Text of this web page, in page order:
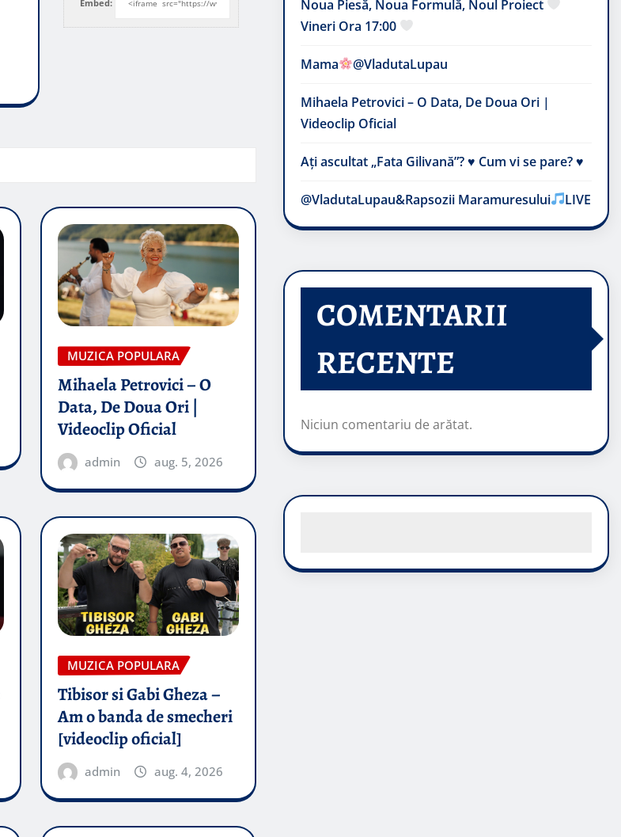
Embed:
MUZICA POPULARA
Mihaela Petrovici – O
Data, De Doua Ori |
Videoclip Oficial
admin aug. 5, 2026
MUZICA POPULARA
Tibisor si Gabi Gheza –
Am o banda de smecheri
[videoclip oficial]
admin aug. 4, 2026
Noua Piesă, Noua Formulă, Noul Proiect
Vineri Ora 17:00
Mama @VladutaLupau
Mihaela Petrovici – O Data, De Doua Ori |
Videoclip Oficial
Ați ascultat „Fata Gilivană”? ♥️ Cum vi se pare? ♥️
@VladutaLupau&Rapsozii Maramuresului LIVE
COMENTARII
RECENTE
Niciun comentariu de arătat.